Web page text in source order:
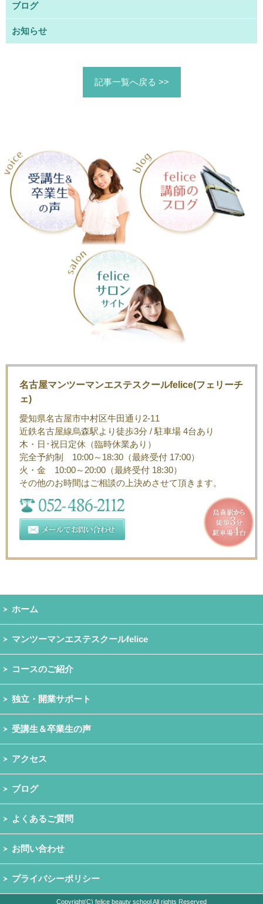
ブログ
お知らせ
記事一覧へ戻る >>
名古屋マンツーマンエステスクールfelice(フェリーチ
ェ)
愛知県名古屋市中村区牛田通り2-11
近鉄名古屋線烏森駅より徒歩3分 / 駐車場 4台あり
木・日･祝日定休（臨時休業あり）
完全予約制 10:00～18:30（最終受付 17:00）
火・金 10:00～20:00（最終受付 18:30）
その他のお時間はご相談の上決めさせて頂きます。
ホーム
マンツーマンエステスクールfelice
コースのご紹介
独立・開業サポート
受講生＆卒業生の声
アクセス
ブログ
よくあるご質問
お問い合わせ
プライバシーポリシー
Copyright(C) felice beauty school All rights Reserved